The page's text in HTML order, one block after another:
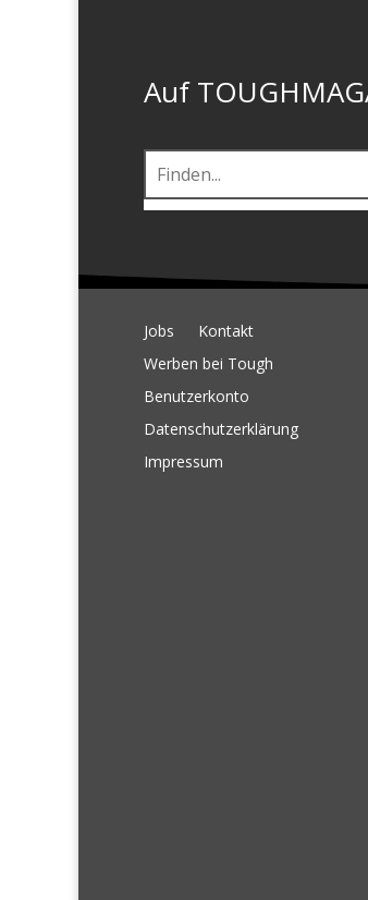
Auf
Jobs
Kontakt
Werben bei Tough
Benutzerkonto
Datenschutzerklärung
Impressum